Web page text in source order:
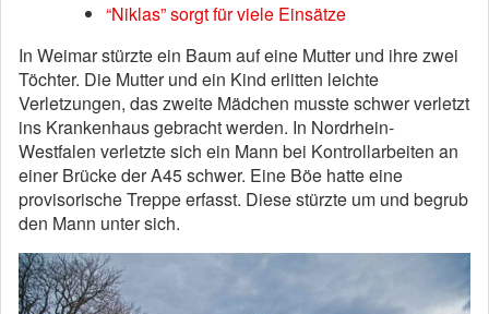
“Niklas” sorgt für viele Einsätze
In Weimar stürzte ein Baum auf eine Mutter und ihre zwei
Töchter. Die Mutter und ein Kind erlitten leichte
Verletzungen, das zweite Mädchen musste schwer verletzt
ins Krankenhaus gebracht werden. In Nordrhein-
Westfalen verletzte sich ein Mann bei Kontrollarbeiten an
einer Brücke der A45 schwer. Eine Böe hatte eine
provisorische Treppe erfasst. Diese stürzte um und begrub
den Mann unter sich.